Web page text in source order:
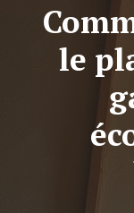
le